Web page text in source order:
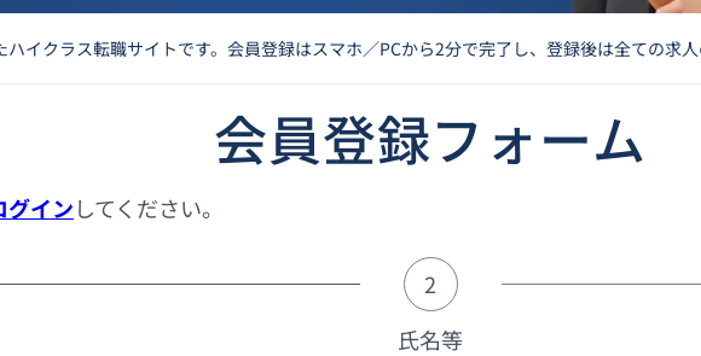
イクラス転職サイトです。会員登録はスマホ／PCから2分で完了し、登録後は全ての求
会員登録フォーム
グインしてください。
2
氏名等